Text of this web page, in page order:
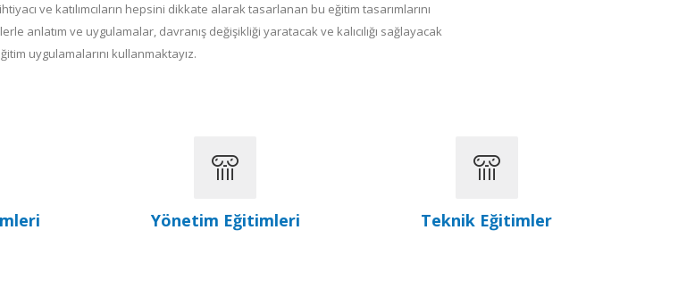
ve katılımcıların hepsini dikkate alarak tasarlanan bu eğitim tasarımlarını
anlatım ve uygulamalar, davranış değişikliği yaratacak ve kalıcılığı sağlayacak
uygulamalarını kullanmaktayız.
Yönetim Eğitimleri Teknik Eğitimler